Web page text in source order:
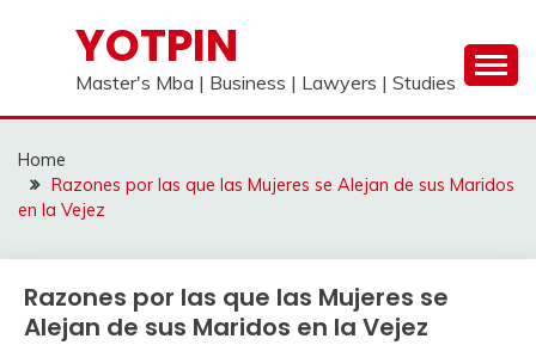
YOTPIN
Master's Mba | Business | Lawyers | Studies
Home
Razones por las que las Mujeres se Alejan de sus Maridos
en la Vejez
Razones por las que las Mujeres se
Alejan de sus Maridos en la Vejez